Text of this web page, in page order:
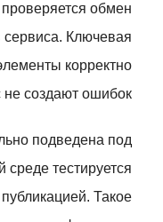
обмен
сервиса. Ключевая
корректно
создают ошибок.
подведена под
среде тестируется
Такое